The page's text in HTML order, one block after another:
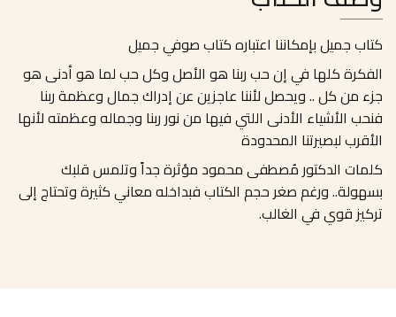
كتاب جميل بإمكاننا اعتباره كتاب صوفي جميل
الفكرة كلها في إن حب ربنا هو الأصل وكل حب لما هو أدنى هو
جزء من كل .. ويحصل لأننا عاجزين عن إدراك جمال وعظمة ربنا
فنحب الأشياء الأدنى اللتي فيها من نور ربنا وجماله وعظمته لأنها
الأقرب لبصيرتنا المحدودة
كلمات الدكتور مُصطفى محمود مؤثرة جداً وتلمس قلبك
بسهولة.. ورغم صغر حجم الكتاب فبداخله معاني كثيرة وتحتاج إلى
تركيز قوي في الغالب.